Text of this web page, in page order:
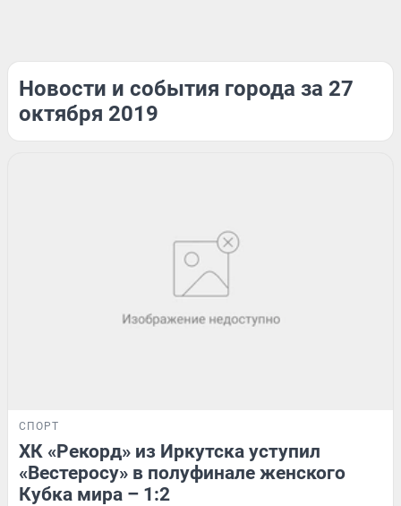
Новости и события города за 27
октября 2019
СПОРТ
ХК «Рекорд» из Иркутска уступил
«Вестеросу» в полуфинале женского
Кубка мира – 1:2